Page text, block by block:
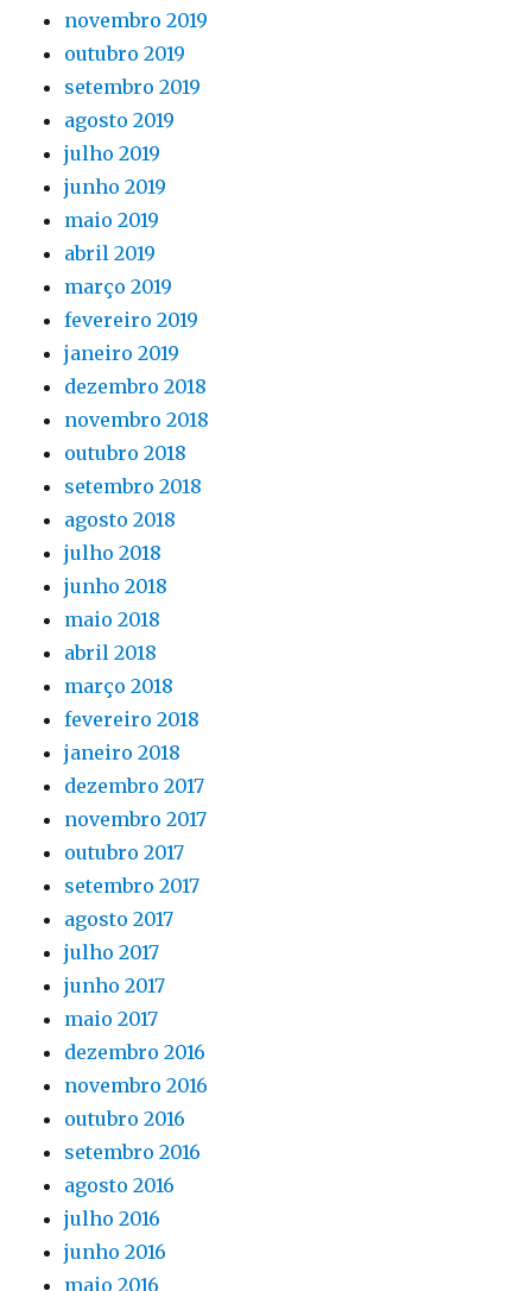
novembro 2019
outubro 2019
setembro 2019
agosto 2019
julho 2019
junho 2019
maio 2019
abril 2019
março 2019
fevereiro 2019
janeiro 2019
dezembro 2018
novembro 2018
outubro 2018
setembro 2018
agosto 2018
julho 2018
junho 2018
maio 2018
abril 2018
março 2018
fevereiro 2018
janeiro 2018
dezembro 2017
novembro 2017
outubro 2017
setembro 2017
agosto 2017
julho 2017
junho 2017
maio 2017
dezembro 2016
novembro 2016
outubro 2016
setembro 2016
agosto 2016
julho 2016
junho 2016
maio 2016